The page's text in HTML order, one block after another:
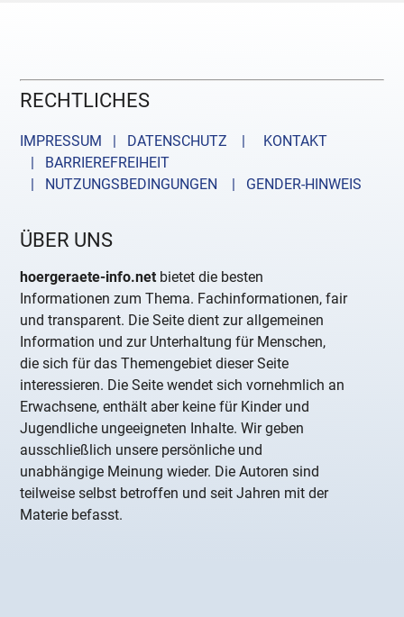
RECHTLICHES
IMPRESSUM | DATENSCHUTZ |
KONTAKT
| BARRIEREFREIHEIT
| NUTZUNGSBEDINGUNGEN
| GENDER-HINWEIS
ÜBER UNS
hoergeraete-info.net bietet die besten
Informationen zum Thema. Fachinformationen, fair
und transparent. Die Seite dient zur allgemeinen
Information und zur Unterhaltung für Menschen,
die sich für das Themengebiet dieser Seite
interessieren. Die Seite wendet sich vornehmlich an
Erwachsene, enthält aber keine für Kinder und
Jugendliche ungeeigneten Inhalte. Wir geben
ausschließlich unsere persönliche und
unabhängige Meinung wieder. Die Autoren sind
teilweise selbst betroffen und seit Jahren mit der
Materie befasst.